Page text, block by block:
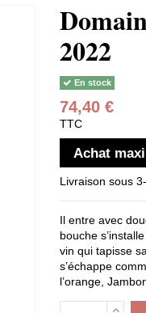
2022
En stock
74,40 €
TTC
Achat
Livraison sous
Il entre avec
bouche
vin qui tapisse
s’échappe
l’orange,